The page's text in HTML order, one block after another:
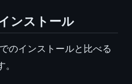
ンストール
のインストールと比べる